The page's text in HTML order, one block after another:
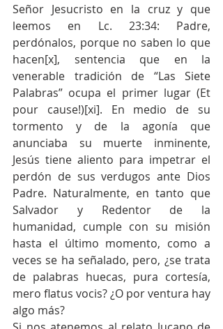
Señor Jesucristo en la cruz y que
leemos en Lc. 23:34: Padre,
perdónalos, porque no saben lo que
hacen[x], sentencia que en la
venerable tradición de “Las Siete
Palabras” ocupa el primer lugar (Et
pour cause!)[xi]. En medio de su
tormento y de la agonía que
anunciaba su muerte inminente,
Jesús tiene aliento para impetrar el
perdón de sus verdugos ante Dios
Padre. Naturalmente, en tanto que
Salvador y Redentor de la
humanidad, cumple con su misión
hasta el último momento, como a
veces se ha señalado, pero, ¿se trata
de palabras huecas, pura cortesía,
mero flatus vocis? ¿O por ventura hay
algo más?